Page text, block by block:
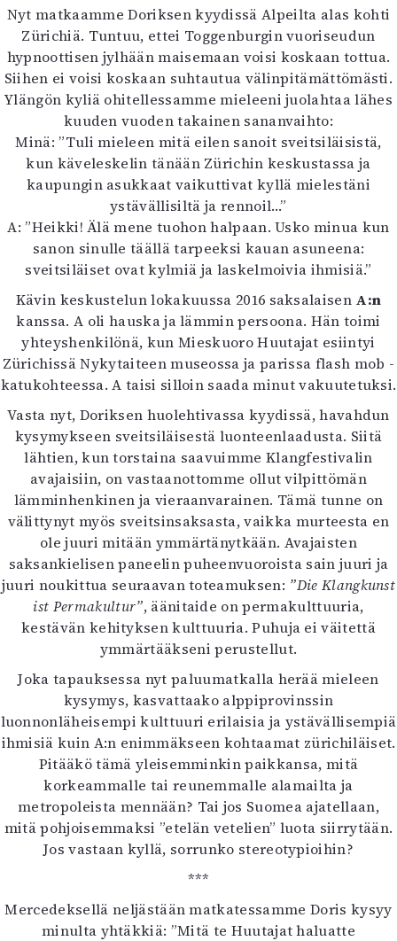
Nyt matkaamme Doriksen kyydissä Alpeilta alas kohti
Zürichiä. Tuntuu, ettei Toggenburgin vuoriseudun
hypnoottisen jylhään maisemaan voisi koskaan tottua.
Siihen ei voisi koskaan suhtautua välinpitämättömästi.
Ylängön kyliä ohitellessamme mieleeni juolahtaa lähes
kuuden vuoden takainen sananvaihto:
Minä: ”Tuli mieleen mitä eilen sanoit sveitsiläisistä,
kun käveleskelin tänään Zürichin keskustassa ja
kaupungin asukkaat vaikuttivat kyllä mielestäni
ystävällisiltä ja rennoil…”
A: ”Heikki! Älä mene tuohon halpaan. Usko minua kun
sanon sinulle täällä tarpeeksi kauan asuneena:
sveitsiläiset ovat kylmiä ja laskelmoivia ihmisiä.”
Kävin keskustelun lokakuussa 2016 saksalaisen A:n
kanssa. A oli hauska ja lämmin persoona. Hän toimi
yhteyshenkilönä, kun Mieskuoro Huutajat esiintyi
Zürichissä Nykytaiteen museossa ja parissa flash mob -
katukohteessa. A taisi silloin saada minut vakuutetuksi.
Vasta nyt, Doriksen huolehtivassa kyydissä, havahdun
kysymykseen sveitsiläisestä luonteenlaadusta. Siitä
lähtien, kun torstaina saavuimme Klangfestivalin
avajaisiin, on vastaanottomme ollut vilpittömän
lämminhenkinen ja vieraanvarainen. Tämä tunne on
välittynyt myös sveitsinsaksasta, vaikka murteesta en
ole juuri mitään ymmärtänytkään. Avajaisten
saksankielisen paneelin puheenvuoroista sain juuri ja
juuri noukittua seuraavan toteamuksen: ”Die Klangkunst
ist Permakultur”, äänitaide on permakulttuuria,
kestävän kehityksen kulttuuria. Puhuja ei väitettä
ymmärtääkseni perustellut.
Joka tapauksessa nyt paluumatkalla herää mieleen
kysymys, kasvattaako alppiprovinssin
luonnonläheisempi kulttuuri erilaisia ja ystävällisempiä
ihmisiä kuin A:n enimmäkseen kohtaamat zürichiläiset.
Pitääkö tämä yleisemminkin paikkansa, mitä
korkeammalle tai reunemmalle alamailta ja
metropoleista mennään? Tai jos Suomea ajatellaan,
mitä pohjoisemmaksi ”etelän vetelien” luota siirrytään.
Jos vastaan kyllä, sorrunko stereotypioihin?
***
Mercedeksellä neljästään matkatessamme Doris kysyy
minulta yhtäkkiä: ”Mitä te Huutajat haluatte